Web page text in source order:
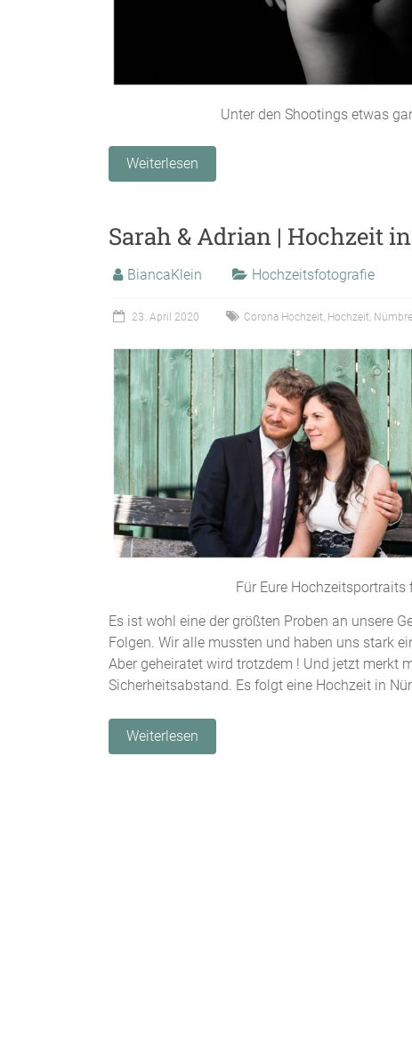
Unter den Shootings etwas
Weiterlesen
Sarah & Adrian | Hochzeit
BiancaKlein Hochzeitsfotografie
23. April 2020 Corona Hochzeit, Hochzeit,
Für Eure
Es ist wohl eine der größten Proben an unsere
Folgen. Wir alle mussten und haben uns stark
Aber geheiratet wird trotzdem ! Und jetzt merkt
Sicherheitsabstand. Es folgt eine Hochzeit in
Weiterlesen